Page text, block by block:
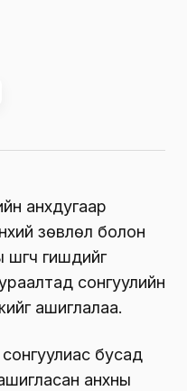
анхдугаар
зөвлөл болон
гишүүдийг
сонгуулийн
ашиглалаа.
бусад
анхны